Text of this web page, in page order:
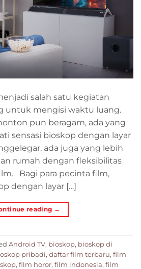
salah satu kegiatan
untuk mengisi waktu luang.
pun beragam, ada yang
sensasi bioskop dengan layar
ada juga yang lebih
rumah dengan fleksibilitas
Bagi para pecinta film,
dengan layar […]
reading →
Android TV, bioskop, bioskop di
pribadi, daftar film terbaru, film
, film horor, film indonesia, film